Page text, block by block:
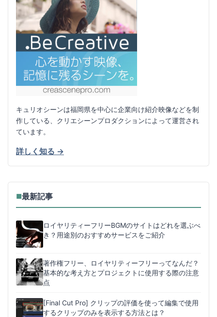
キュリオシーンは福岡県を中心に企業向け紹介映像などを制
作している、クリエシーンプロダクションによって運営され
ています。
詳しく知る →
■最新記事
ロイヤリティーフリーBGMのサイトはどれを選ぶべ
き？用途別のおすすめサービスをご紹介
著作権フリー、ロイヤリティーフリーってなんだ？
基本的な考え方とプロジェクトに使用する際の注意
点
[Final Cut Pro] クリップの評価を使って編集で使用
するクリップのみを表示する方法とは？